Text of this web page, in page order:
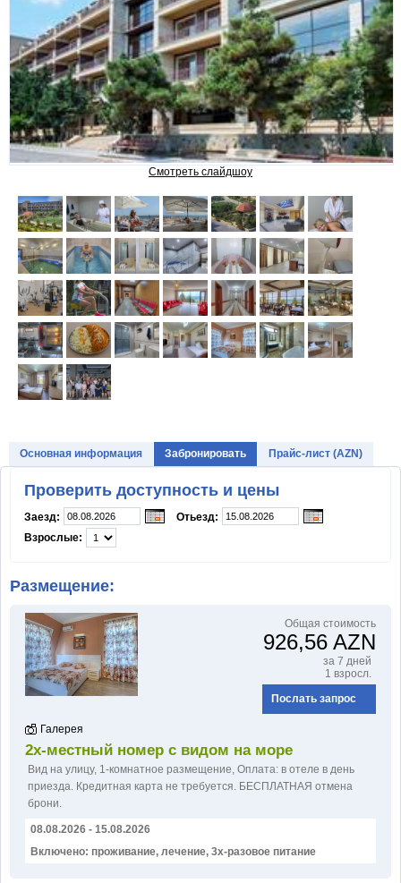
ШЕМАХА
ЛЕРИК
САНАТОРИИ И ОТЕЛИ
Chinar Hotel & Spa Naftalan
NAFTALAN Hotel by Rixos
SHAHDAG Hotel & Spa
Pik Palace Shahdag
RIXOS GUBA
GARABAG RESORT & SPA
Samaxi Palace Platinum by
Часто задаваемые вопросы
Рекламные акции и скидки
Для туристов
Консультация врача
Когда ехать?
Статьи
Отдых в Азербайджане на
море
Смотреть слайдшоу
Основная информация Забронировать Прайс-лист (AZN)
Проверить доступность и цены
Заезд:
Отьезд:
Взрослые:
Размещение:
Общая стоимость
926,56 AZN
за 7 дней
1 взросл.
Послать запрос
Галерея
2х-местный номер с видом на море
Вид на улицу, 1-комнатное размещение, Оплатa: в отеле в день
приезда. Кредитная карта не требуется. БЕСПЛАТНАЯ отмена
брони.
08.08.2026 - 15.08.2026
Включено: проживание, лечение, 3х-разовое питание